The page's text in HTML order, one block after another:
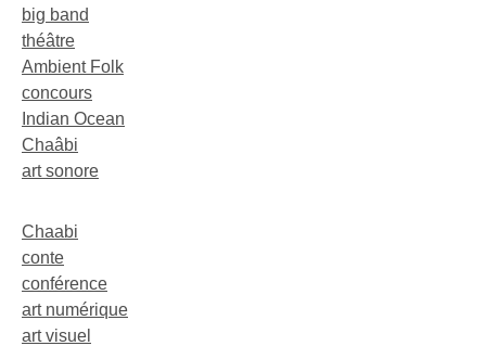
big band
théâtre
Ambient Folk
concours
Indian Ocean
Chaâbi
art sonore
Chaabi
conte
conférence
art numérique
art visuel